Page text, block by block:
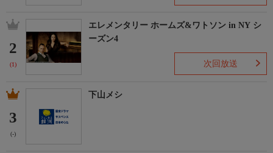
2
(1)
エレメンタリー ホームズ&ワトソン in NY シ
ーズン4
次回放送
3
(-)
下山メシ